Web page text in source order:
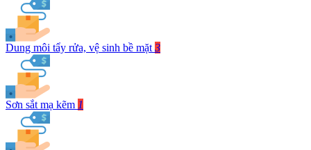
Dung môi tẩy rửa, vệ sinh bề mặt 3
Sơn sắt mạ kẽm 1